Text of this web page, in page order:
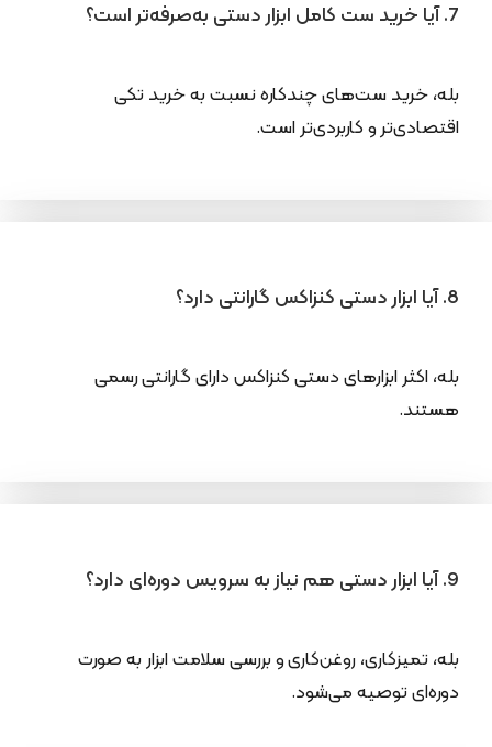
7. آیا خرید ست کامل ابزار دستی به‌صرفه‌تر است؟
بله، خرید ست‌های چندکاره نسبت به خرید تکی
اقتصادی‌تر و کاربردی‌تر است.
8. آیا ابزار دستی کنزاکس گارانتی دارد؟
بله، اکثر ابزارهای دستی کنزاکس دارای گارانتی رسمی
هستند.
9. آیا ابزار دستی هم نیاز به سرویس دوره‌ای دارد؟
بله، تمیزکاری، روغن‌کاری و بررسی سلامت ابزار به صورت
دوره‌ای توصیه می‌شود.